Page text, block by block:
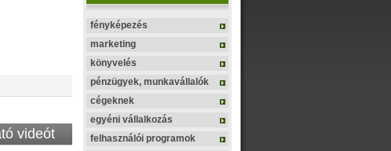
videót
fényképezés
marketing
könyvelés
pénzügyek, munkavállalók
cégeknek
egyéni vállalkozás
felhasználói programok